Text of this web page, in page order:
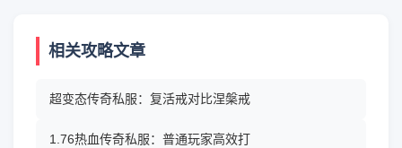
相关攻略文章
超变态传奇私服：复活戒对比涅槃戒
1.76热血传奇私服：普通玩家高效打